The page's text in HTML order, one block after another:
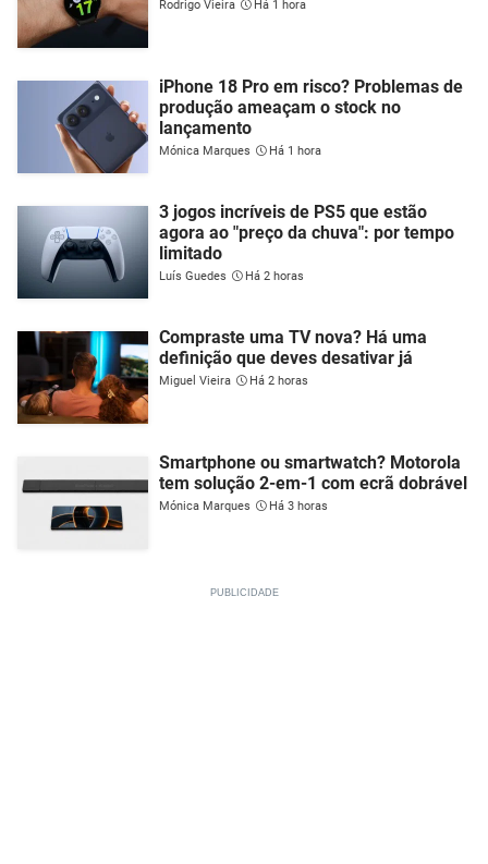
Rodrigo Vieira Há 1 hora
iPhone 18 Pro em risco? Problemas de
produção ameaçam o stock no
lançamento
Mónica Marques Há 1 hora
3 jogos incríveis de PS5 que estão
agora ao "preço da chuva": por tempo
limitado
Luís Guedes Há 2 horas
Compraste uma TV nova? Há uma
definição que deves desativar já
Miguel Vieira Há 2 horas
Smartphone ou smartwatch? Motorola
tem solução 2-em-1 com ecrã dobrável
Mónica Marques Há 3 horas